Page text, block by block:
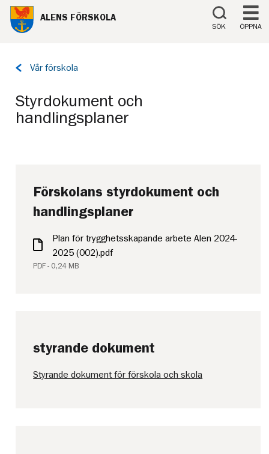
Till innehåll på sidan
ALENS FÖRSKOLA
SÖK ÖPPNA
Tillbaka
Vår förskola
Styrdokument och
handlingsplaner
Förskolans styrdokument och
handlingsplaner
Plan för trygghetsskapande arbete Alen 2024-
2025 (002).pdf
PDF - 0,24 MB
styrande dokument
Styrande dokument för förskola och skola